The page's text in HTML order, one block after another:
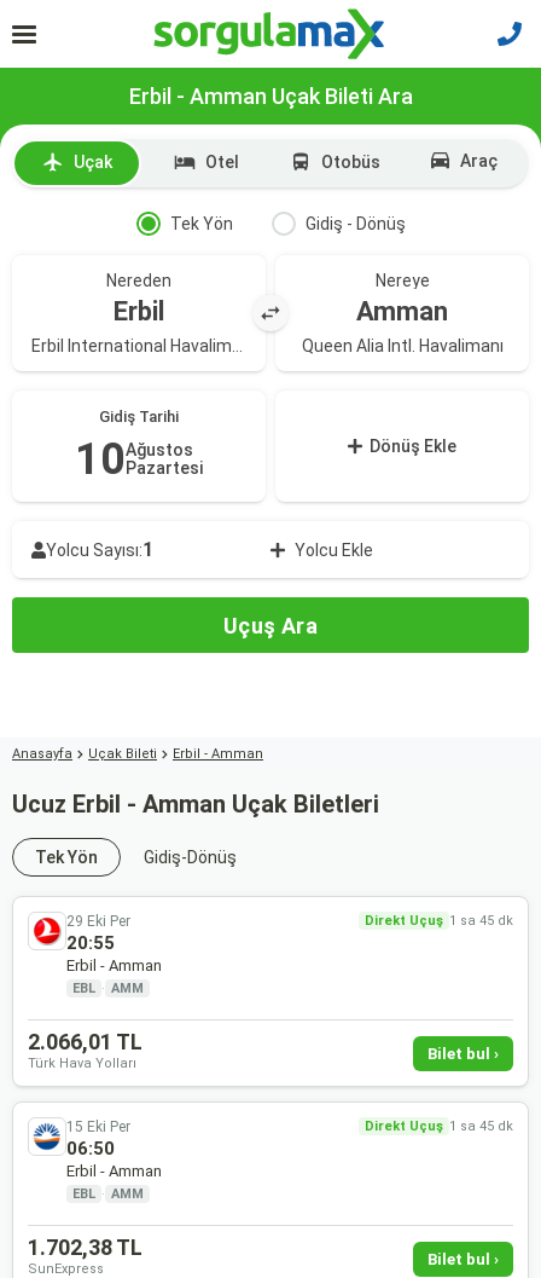
Erbil - Amman Uçak Bileti Ara
Uçak Otel Otobüs Araç
Tek Yön Gidiş - Dönüş
Nereden
Erbil
Nereye
Amman
Queen Alia Intl. Havalimanı
Gidiş Tarihi
10Ağustos
Pazartesi
Dönüş Ekle
Yolcu Sayısı:1 Yolcu Ekle
Uçuş Ara
Anasayfa Uçak Bileti Erbil - Amman
Ucuz Erbil - Amman Uçak Biletleri
Tek Yön Gidiş-Dönüş
29 Eki Per Direkt Uçuş 1 sa 45 dk
20:55
Erbil - Amman
EBL · AMM
2.066,01 TL
Türk Hava Yolları
Bilet bul ›
15 Eki Per Direkt Uçuş 1 sa 45 dk
06:50
Erbil - Amman
EBL · AMM
1.702,38 TL
SunExpress
Bilet bul ›